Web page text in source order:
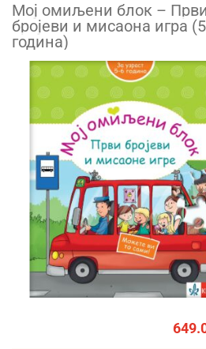
Mој омиљени блок – Први
бројеви и мисаона игра
годинa)